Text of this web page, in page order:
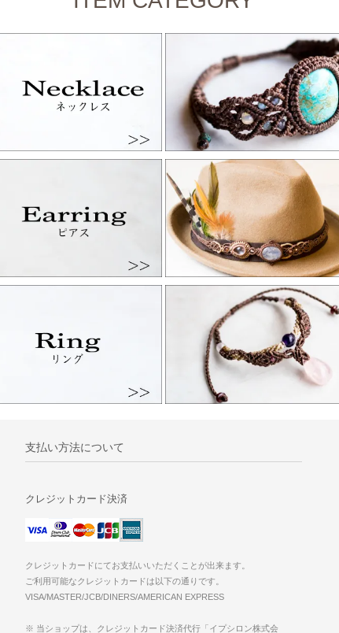
支払い方法について
クレジットカード決済
クレジットカードにてお支払いいただくことが出来ます。
ご利用可能なクレジットカードは以下の通りです。
VISA/MASTER/JCB/DINERS/AMERICAN EXPRESS
※ 当ショップは、クレジットカード決済代行「イプシロン株式会